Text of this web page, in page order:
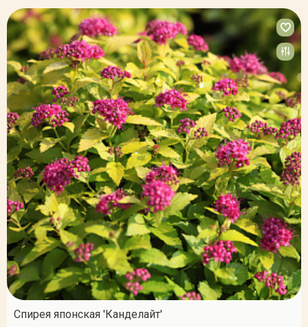
Спирея японская 'Канделайт'